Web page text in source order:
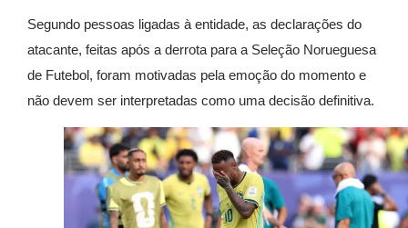
Segundo pessoas ligadas à entidade, as declarações do
atacante, feitas após a derrota para a Seleção Norueguesa
de Futebol, foram motivadas pela emoção do momento e
não devem ser interpretadas como uma decisão definitiva.